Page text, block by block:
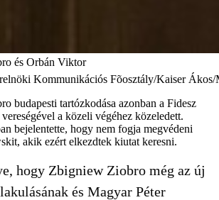
és Orbán Viktor
Kommunikációs Fõosztály/Kaiser
budapesti tartózkodása azonban a Fidesz
a közeli végéhez közeledett.
bejelentette, hogy nem fogja megvédeni
akik ezért elkezdtek kiutat keresni.
hogy Zbigniew Ziobro még az új
és Magyar Péter